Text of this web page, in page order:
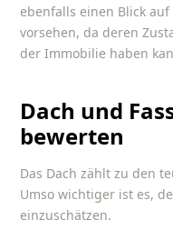
ebenfalls einen Blick
vorsehen, da deren
der Immobilie haben
Dach und
bewerten
Das Dach zählt zu den
Umso wichtiger ist es,
einzuschätzen.